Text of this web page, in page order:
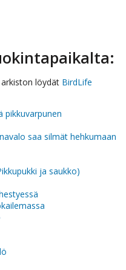
löydät BirdLife
pikkuvarpunen
saa silmät hehkumaan
ja saukko)